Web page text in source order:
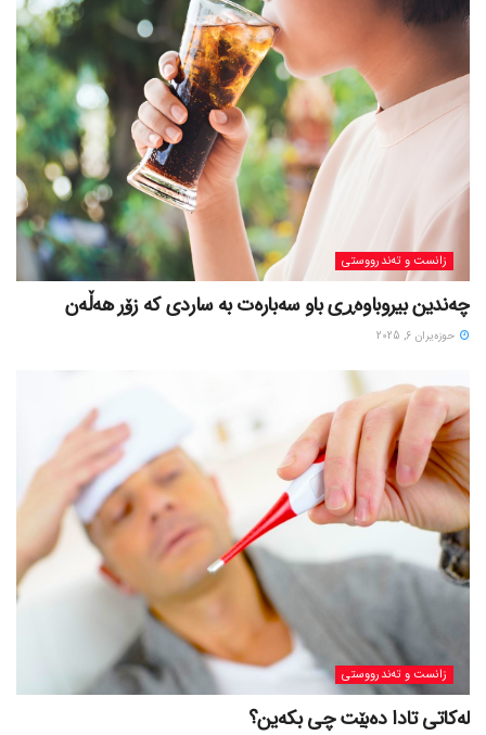
زانست و تەندرووستی
چەندین بیروباوەڕی باو سەبارەت بە ساردی کە زۆر هەڵەن
حوزه‌یران 6, 2025
زانست و تەندرووستی
لەکاتی تادا دەبێت چی بکەین؟